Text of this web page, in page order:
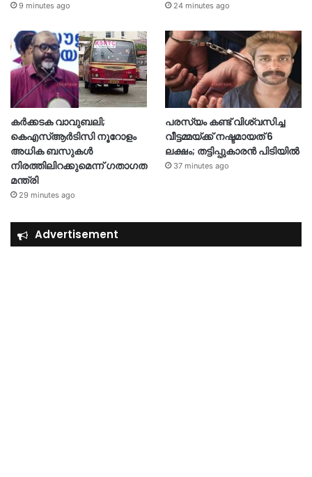
9 minutes ago 24 minutes ago
കർക്കടക വാവുബലി;
കെഎസ്ആർടിസി നൂറോളം
അധിക ബസുകൾ
നിരത്തിലിറക്കുമെന്ന് ഗതാഗത
മന്ത്രി
29 minutes ago
പരസ്യം കണ്ട് വിശ്വസിച്ച
വീട്ടമ്മയ്ക്ക് നഷ്ടമായത് 6
ലക്ഷം; തട്ടിപ്പുകാരൻ പിടിയിൽ
37 minutes ago
Advertisement